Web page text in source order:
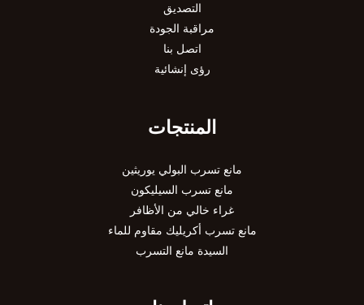
التصديق
مراقبة الجودة
اتصل بنا
رؤى إنشائية
المنتجات
مانع تسرب البولي يوريثين
مانع تسرب السيليكون
غراء خالي من الأظافر
مانع تسرب أكريليك مقاوم للماء
السيدة مانع التسرب